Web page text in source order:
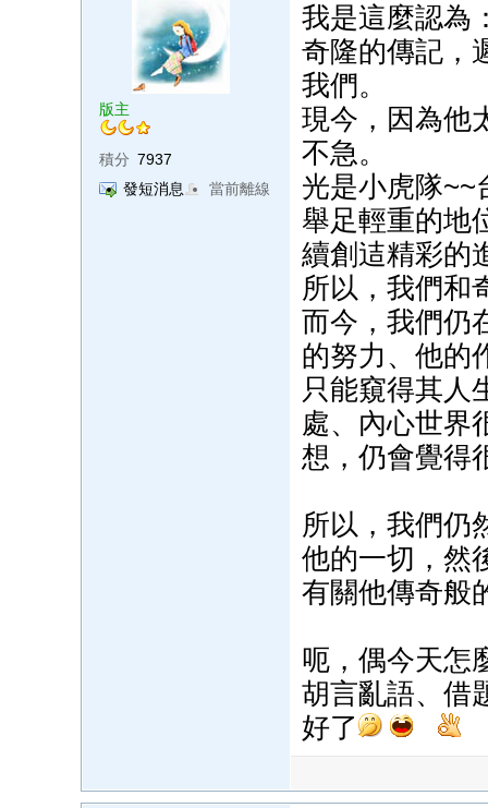
版主
積分 7937
發短消息
當前離線
我是這麼認為
奇隆的傳記，
我們。
現今，因為他
不急。
光是小虎隊~~
舉足輕重的地
續創迼精彩的
所以，我們和
而今，我們仍
的努力、他的
只能窺得其人
處、內心世界
想，仍會覺得
所以，我們仍
他的一切，然
有關他傳奇般
呃，偶今天怎
胡言亂語、借
好了